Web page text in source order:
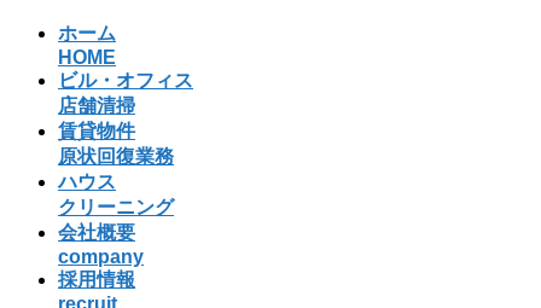
ホーム
HOME
ビル・オフィス
店舗清掃
賃貸物件
原状回復業務
ハウス
クリーニング
会社概要
company
採用情報